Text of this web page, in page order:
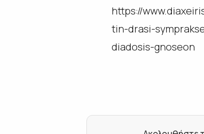
https://
tin-drasi-
diadosis-gnoseon